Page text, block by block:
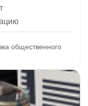
общественного